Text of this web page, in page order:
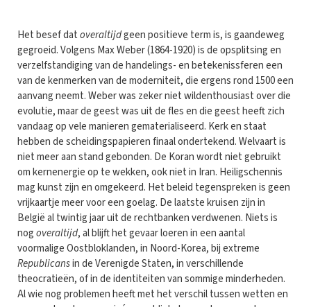
Het besef datoveraltijdgeen positieve term is, is gaandeweg
gegroeid. Volgens Max Weber (1864-1920) is de opsplitsing en
verzelfstandiging van de handelings- en betekenissferen een
van de kenmerken van de moderniteit, die ergens rond 1500 een
aanvang neemt. Weber was zeker niet wildenthousiast over die
evolutie, maar de geest was uit de fles en die geest heeft zich
vandaag op vele manieren gematerialiseerd. Kerk en staat
hebben de scheidingspapieren finaal ondertekend. Welvaart is
niet meer aan stand gebonden. De Koran wordt niet gebruikt
om kernenergie op te wekken, ook niet in Iran. Heiligschennis
mag kunst zijn en omgekeerd. Het beleid tegenspreken is geen
vrijkaartje meer voor een goelag. De laatste kruisen zijn in
België al twintig jaar uit de rechtbanken verdwenen. Niets is
nogoveraltijd, al blijft het gevaar loeren in een aantal
voormalige Oostbloklanden, in Noord-Korea, bij extreme
Republicansin de Verenigde Staten, in verschillende
theocratieën, of in de identiteiten van sommige minderheden.
Al wie nog problemen heeft met het verschil tussen wetten en